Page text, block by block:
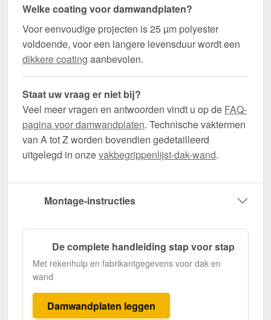
Welke coating voor damwandplaten?
Voor eenvoudige projecten is 25 µm polyester
voldoende, voor een langere levensduur wordt een
dikkere coating aanbevolen.
Staat uw vraag er niet bij?
Veel meer vragen en antwoorden vindt u op de FAQ-
pagina voor damwandplaten. Technische vaktermen
van A tot Z worden bovendien gedetailleerd
uitgelegd in onzevakbegrippenlijst-dak-wand.
Montage-instructies
De complete handleiding stap voor stap
Met rekenhulp en fabrikantgegevens voor dak en
wand
Damwandplaten leggen